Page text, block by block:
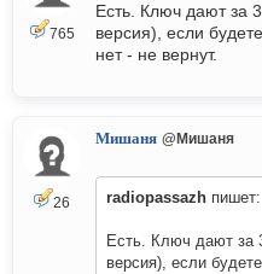
765
Есть. Ключ дают за
версия), если
нет - не вернут.
26
Мишаня @Мишаня
radiopassazh пишет:
Есть. Ключ дают за
версия), если